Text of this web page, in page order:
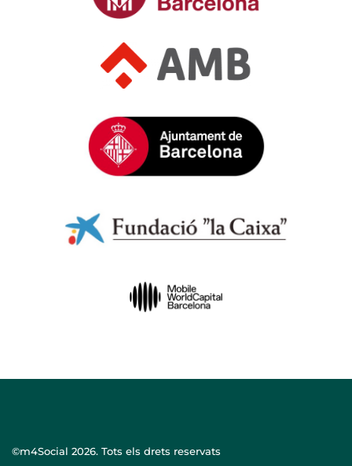
©m4Social 2026. Tots els drets reservats